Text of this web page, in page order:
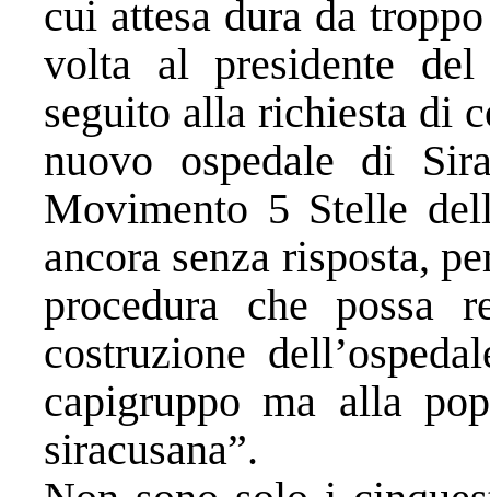
cui attesa dura da
volta al presidente
seguito alla richiesta di
nuovo ospedale di
Movimento 5 Stelle
ancora senza risposta,
procedura che possa
costruzione
capigruppo ma alla
siracusana”.